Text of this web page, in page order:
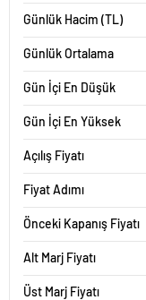
Günlük Hacim (TL)
Günlük Ortalama
Gün İçi En Düşük
Gün İçi En Yüksek
Açılış Fiyatı
Fiyat Adımı
Önceki Kapanış Fiyatı
Alt Marj Fiyatı
Üst Marj Fiyatı